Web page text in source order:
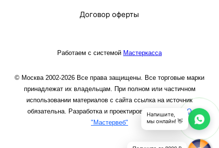
Договор оферты
Работаем с системой Мастеркасса
© Москва 2002-2026 Все права защищены. Все торговые марки
принадлежат их владельцам. При полном или частичном
использовании материалов с сайта ссылка на источник
обязательна. Разработка и проектирование сайта
ООО
"Мастервеб"
Напишите,
мы онлайн! 👋